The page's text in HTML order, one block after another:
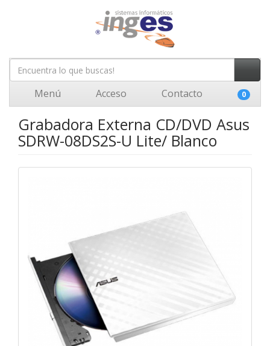
Menú Acceso Contacto 0
Grabadora Externa CD/DVD Asus
SDRW-08DS2S-U Lite/ Blanco